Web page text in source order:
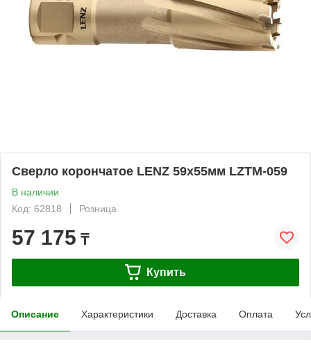
Сверло корончатое LENZ 59х55мм LZTM-059
В наличии
Код: 62818
Розница
57 175 ₸
Купить
Описание Характеристики Доставка Оплата